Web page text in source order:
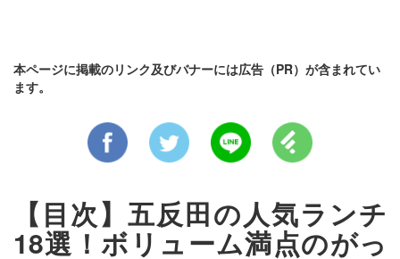
本ページに掲載のリンク及びバナーには広告（PR）が含まれてい
ます。
【目次】五反田の人気ランチ
18選！ボリューム満点のがっ